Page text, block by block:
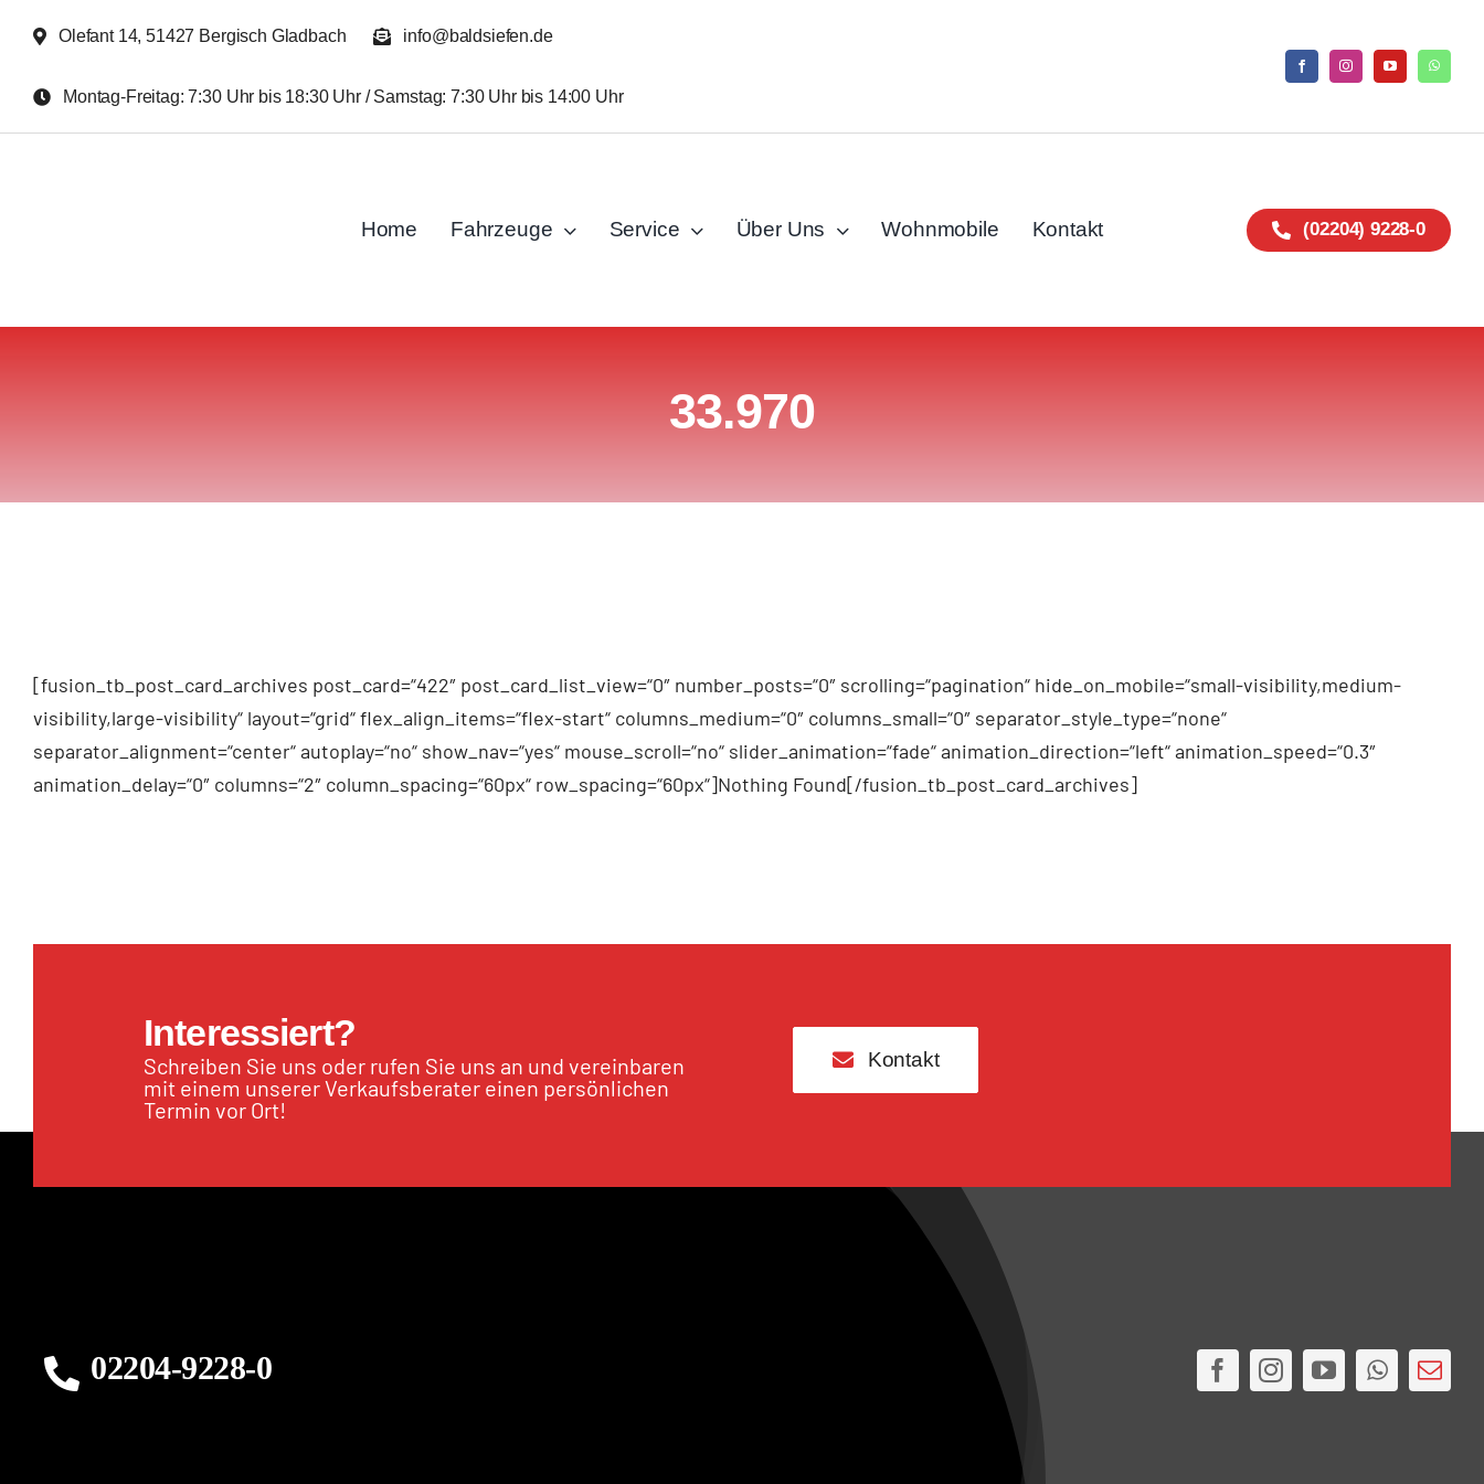
Inhalt
Olefant 14, 51427 Bergisch Gladbach info@baldsiefen.de
Montag-Freitag: 7:30 Uhr bis 18:30 Uhr / Samstag: 7:30 Uhr bis 14:00 Uhr
Home Fahrzeuge Service Über Uns Wohnmobile Kontakt (02204) 9228-0
33.970
[fusion_tb_post_card_archives post_card=“422″ post_card_list_view=“0″ number_posts=“0″ scrolling=“pagination“ hide_on_mobile=“small-visibility,medium-
visibility,large-visibility“ layout=“grid“ flex_align_items=“flex-start“ columns_medium=“0″ columns_small=“0″ separator_style_type=“none“
separator_alignment=“center“ autoplay=“no“ show_nav=“yes“ mouse_scroll=“no“ slider_animation=“fade“ animation_direction=“left“ animation_speed=“0.3″
animation_delay=“0″ columns=“2″ column_spacing=“60px“ row_spacing=“60px“]Nothing Found[/fusion_tb_post_card_archives]
Interessiert?
Schreiben Sie uns oder rufen Sie uns an und vereinbaren
mit einem unserer Verkaufsberater einen persönlichen
Termin vor Ort!
Kontakt
02204-9228-0